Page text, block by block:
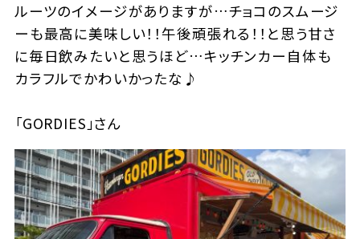
ルーツのイメージがありますが…チョコのスムージ
ーも最高に美味しい！！午後頑張れる！！と思う甘さ
に毎日飲みたいと思うほど…キッチンカー自体も
カラフルでかわいかったな♪
「GORDIES」さん